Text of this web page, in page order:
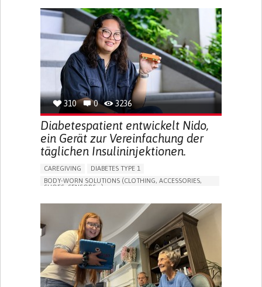
MEMORY LOSS
PROMOTING SELF-MANAGEMENT
MANAGING NEUROLOGICAL DISORDERS
CAREGIVING SUPPORT
GENERAL AND FAMILY MEDICINE
NEUROLOGY
FRANCE
310 0 3236
Diabetespatient entwickelt Nido,
ein Gerät zur Vereinfachung der
täglichen Insulininjektionen.
CAREGIVING
DIABETES TYPE 1
BODY-WORN SOLUTIONS (CLOTHING, ACCESSORIES,
SHOES, SENSORS...)